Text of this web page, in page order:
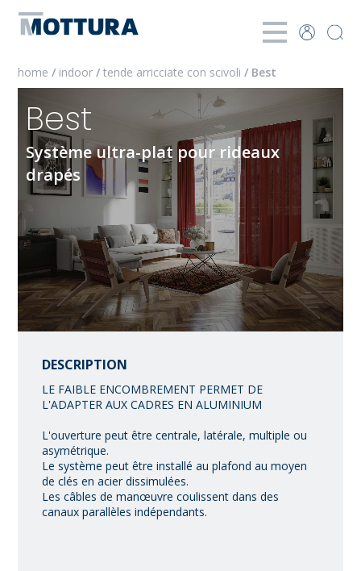
home / indoor/tende arricciate con scivoli/ Best
Best
Système ultra-plat pour rideaux
drapés
DESCRIPTION
LE FAIBLE ENCOMBREMENT PERMET DE
L'ADAPTER AUX CADRES EN ALUMINIUM
L'ouverture peut être centrale, latérale, multiple ou
asymétrique.
Le système peut être installé au plafond au moyen
de clés en acier dissimulées.
Les câbles de manœuvre coulissent dans des
canaux parallèles indépendants.